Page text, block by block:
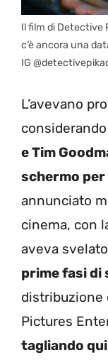
Il film di Detective
c’è ancora una
IG
L’avevano
e Tim
schermo per
annunciato
cinema, con
aveva
prime fasi di
distribuzione
Pictures
tagliando